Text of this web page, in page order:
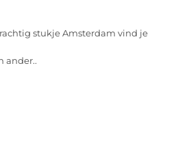
stukje Amsterdam vind je
ander..